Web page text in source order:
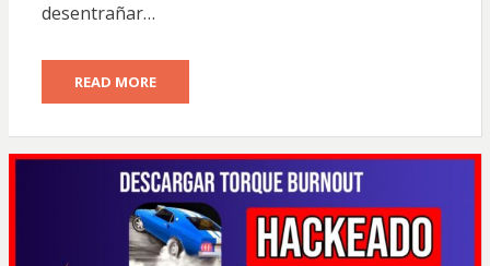
desentrañar…
READ MORE